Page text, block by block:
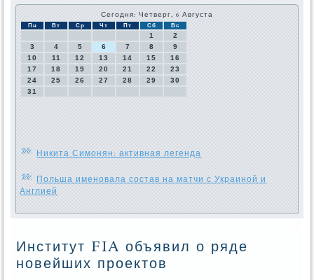
Сегодня: Четверг, 6 Августа
Пн Вт Ср Чт Пт Сб Вс
1
2
3
4 5 6 7 8
9
10
11 12 13 14 15
16
17
18 19 20 21 22
23
24
25 26 27 28 29
30
31
Никита Симонян: активная легенда
Польша именовала состав на матчи с Украиной и
Англией
Институт FIA объявил о ряде
новейших проектов